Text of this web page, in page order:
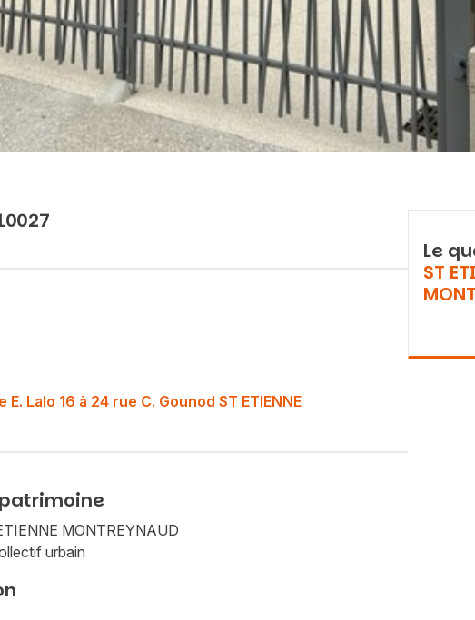
Vous recherchez&nbsp;:
Rechercher
E. Lalo 16 à 24 rue C. Gounod ST ETIENNE
MONTREYNAUD
urbain
Le
ST